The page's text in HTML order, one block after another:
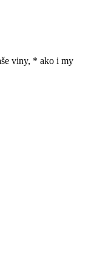
viny, * ako i my